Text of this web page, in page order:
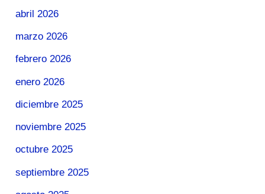
abril 2026
marzo 2026
febrero 2026
enero 2026
diciembre 2025
noviembre 2025
octubre 2025
septiembre 2025